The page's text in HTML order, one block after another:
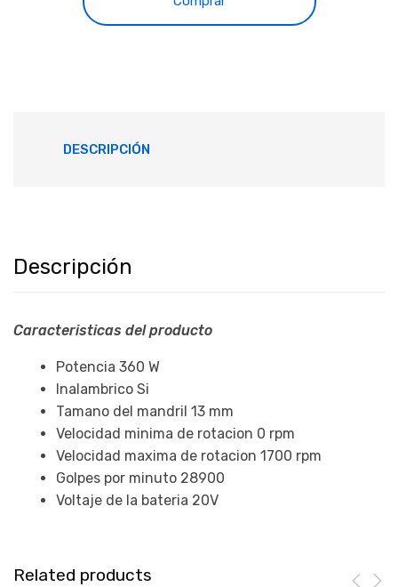
DESCRIPCIÓN
Descripción
Caracteristicas del producto
Potencia 360 W
Inalambrico Si
Tamano del mandril 13 mm
Velocidad minima de rotacion 0 rpm
Velocidad maxima de rotacion 1700 rpm
Golpes por minuto 28900
Voltaje de la bateria 20V
Related products